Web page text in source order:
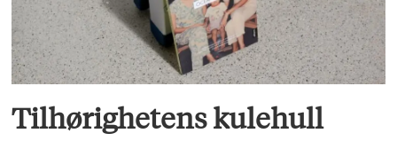
Tilhørighetens kulehull